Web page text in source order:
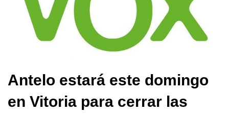
Antelo estará este domingo
en Vitoria para cerrar las